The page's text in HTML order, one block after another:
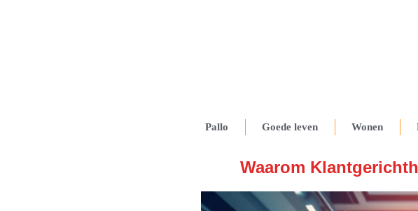
Pallo Goede leven Wonen
Waarom